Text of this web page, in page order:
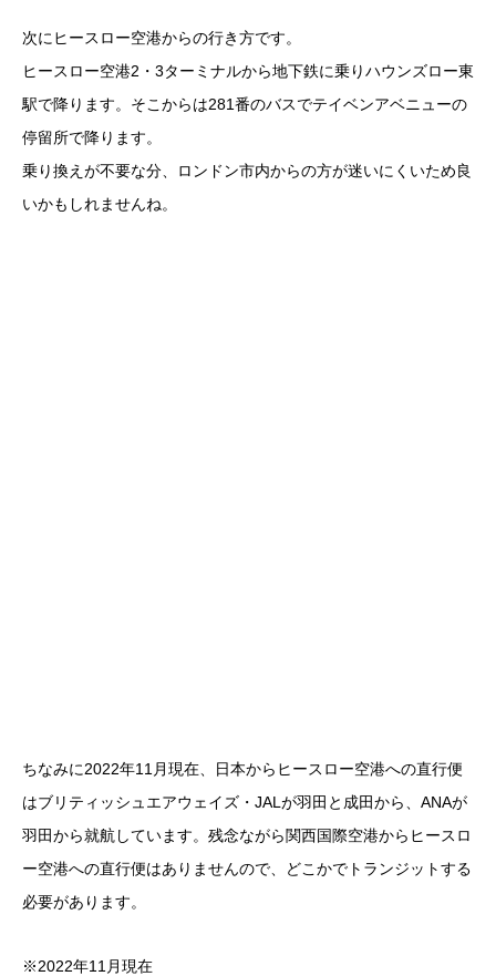
次にヒースロー空港からの行き方です。
ヒースロー空港2・3ターミナルから地下鉄に乗りハウンズロー東
駅で降ります。そこからは281番のバスでテイベンアベニューの
停留所で降ります。
乗り換えが不要な分、ロンドン市内からの方が迷いにくいため良
いかもしれませんね。
ちなみに2022年11月現在、日本からヒースロー空港への直行便
はブリティッシュエアウェイズ・JALが羽田と成田から、ANAが
羽田から就航しています。残念ながら関西国際空港からヒースロ
ー空港への直行便はありませんので、どこかでトランジットする
必要があります。
※2022年11月現在